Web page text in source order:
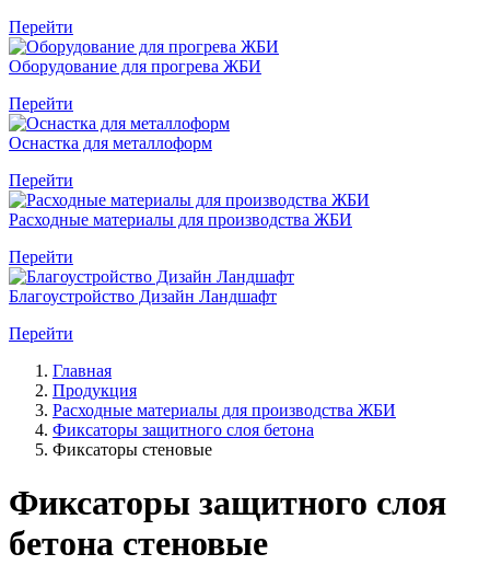
Перейти
Оборудование для прогрева ЖБИ
Перейти
Оснастка для металлоформ
Перейти
Расходные материалы для производства ЖБИ
Перейти
Благоустройство Дизайн Ландшафт
Перейти
Главная
Продукция
Расходные материалы для производства ЖБИ
Фиксаторы защитного слоя бетона
Фиксаторы стеновые
Фиксаторы защитного слоя
бетона стеновые